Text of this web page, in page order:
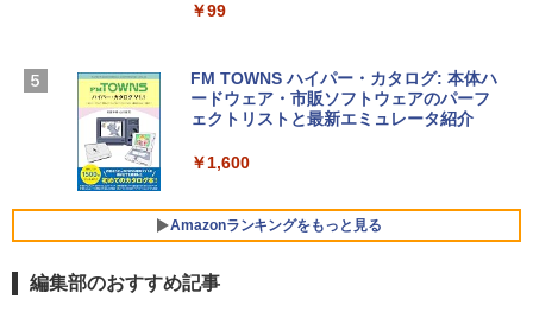
ン 15-fd 15.6インチ 16GBメモリ 512GB
SSD インテル Core 5
FMV ノートパソコン WE1-K3 (MS 365 P
ersonal/Copilotキー搭載/Win 11/15.6型/
Core i5/16GB/SSD 512GB/ホワイト) FM
Windows版 | Minecraft (マインクラフ
ト): Java & Bedrock Edition | オンライ
￥99
FM TOWNS ハイパー・カタログ: 本体ハ
ードウェア・市販ソフトウェアのパーフ
ェクトリストと最新エミュレータ紹介
￥1,600
Amazonランキングをもっと見る
編集部のおすすめ記事